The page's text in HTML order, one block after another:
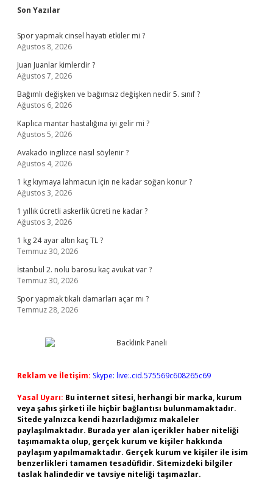
Sidebar
Son Yazılar
Spor yapmak cinsel hayatı etkiler mi ?
Ağustos 8, 2026
Juan Juanlar kimlerdir ?
Ağustos 7, 2026
Bağımlı değişken ve bağımsız değişken nedir 5. sınıf ?
Ağustos 6, 2026
Kaplıca mantar hastalığına iyi gelir mi ?
Ağustos 5, 2026
Avakado ingilizce nasıl söylenir ?
Ağustos 4, 2026
1 kg kıymaya lahmacun için ne kadar soğan konur ?
Ağustos 3, 2026
1 yıllık ücretli askerlik ücreti ne kadar ?
Ağustos 3, 2026
1 kg 24 ayar altın kaç TL ?
Temmuz 30, 2026
İstanbul 2. nolu barosu kaç avukat var ?
Temmuz 30, 2026
Spor yapmak tıkalı damarları açar mı ?
Temmuz 28, 2026
Reklam ve İletişim: Skype: live:.cid.575569c608265c69
Yasal Uyarı: Bu internet sitesi, herhangi bir marka, kurum
veya şahıs şirketi ile hiçbir bağlantısı bulunmamaktadır.
Sitede yalnızca kendi hazırladığımız makaleler
paylaşılmaktadır. Burada yer alan içerikler haber niteliği
taşımamakta olup, gerçek kurum ve kişiler hakkında
paylaşım yapılmamaktadır. Gerçek kurum ve kişiler ile isim
benzerlikleri tamamen tesadüfidir. Sitemizdeki bilgiler
taslak halindedir ve tavsiye niteliği taşımazlar.